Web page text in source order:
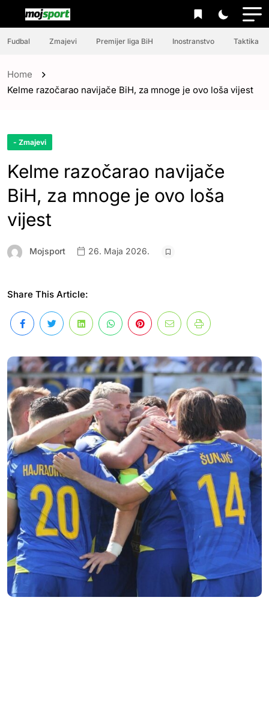
Fudbal Zmajevi Premijer liga BiH Inostranstvo Taktika
Home
Kelme razočarao navijače BiH, za mnoge je ovo loša vijest
- Zmajevi
Kelme razočarao navijače
BiH, za mnoge je ovo loša
vijest
Mojsport 26. Maja 2026.
Share This Article: